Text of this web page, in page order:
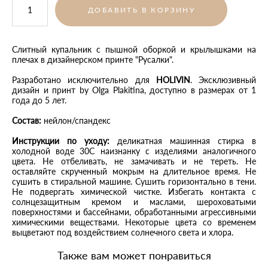
ДОБАВИТЬ В КОРЗИНУ
Слитный купальник с пышной оборкой и крылышками на
плечах в дизайнерском принте "Русалки".
Разработано исключительно для HOLIVIN. Эксклюзивный
дизайн и принт by Olga Plakitina, доступно в размерах от 1
года до 5 лет.
Состав: нейлон/спандекс
Инструкции по уходу: деликатная машинная стирка в
холодной воде 30С наизнанку с изделиями аналогичного
цвета. Не отбеливать, не замачивать и не тереть. Не
оставляйте скрученный мокрым на длительное время. Не
сушить в стиральной машине. Сушить горизонтально в тени.
Не подвергать химической чистке. Избегать контакта с
солнцезащитным кремом и маслами, шероховатыми
поверхностями и бассейнами, обработанными агрессивными
химическими веществами. Некоторые цвета со временем
выцветают под воздействием солнечного света и хлора.
Также вам может понравиться